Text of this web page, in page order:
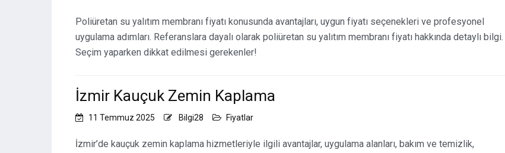
Poliüretan su yalıtım membranı fiyatı konusunda avantajları, uygun fiyatı seçenekleri ve profesyonel
uygulama adımları. Referanslara dayalı olarak poliüretan su yalıtım membranı fiyatı hakkında detaylı bilgi.
Seçim yaparken dikkat edilmesi gerekenler!
İzmir Kauçuk Zemin Kaplama
11 Temmuz 2025 Bilgi28 Fiyatlar
İzmir’de kauçuk zemin kaplama hizmetleriyle ilgili avantajlar, uygulama alanları, bakım ve temizlik,